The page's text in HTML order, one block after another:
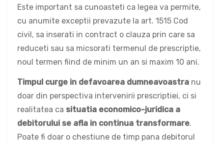
Este important sa cunoasteti ca legea va permite,
cu anumite exceptii prevazute la art. 1515 Cod
civil, sa inserati in contract o clauza prin care sa
reduceti sau sa micsorati termenul de prescriptie,
noul termen fiind de minim un an si maxim 10 ani.
Timpul curge in defavoarea dumneavoastra nu
doar din perspectiva intervenirii prescriptiei, ci si
realitatea ca situatia economico-juridica a
debitorului se afla in continua transformare.
Poate fi doar o chestiune de timp pana debitorul